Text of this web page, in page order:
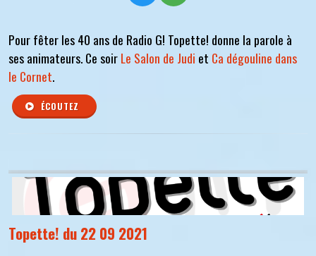
Pour fêter les 40 ans de Radio G! Topette! donne la parole à
ses animateurs. Ce soirLe Salon de Judi et Ca dégouline dans
le Cornet.
ÉCOUTEZ
Topette! du 22 09 2021